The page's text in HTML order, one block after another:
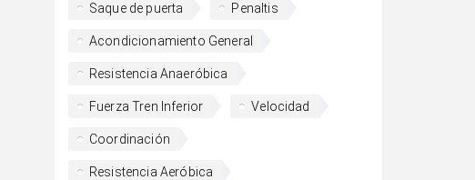
Saque de puerta Penaltis
Acondicionamiento General
Resistencia Anaeróbica
Fuerza Tren Inferior Velocidad
Coordinación
Resistencia Aeróbica